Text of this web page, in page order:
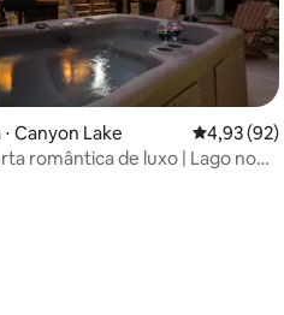
média de 5, 174 avaliações
Canyon Lake 4,93 de
4,93 (92)
romântica de luxo | Lago no